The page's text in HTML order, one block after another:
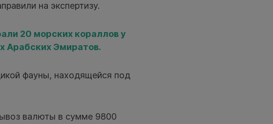
на экспертизу.
20 морских кораллов у
Арабских Эмиратов.
фауны, находящейся под
валюты в сумме 9800